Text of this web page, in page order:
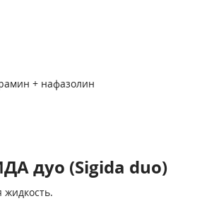
+ нафазолин
дуо (Sigida duo)
жидкость.